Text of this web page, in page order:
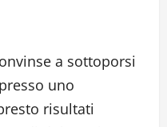
a sottoporsi
uno
risultati